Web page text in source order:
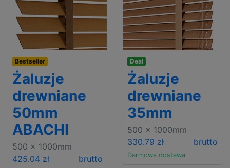
Bestseller
Żaluzje
drewniane
50mm
ABACHI
500 x 1000mm
425.04 zł
brutto
Deal
Żaluzje
drewniane
35mm
500 x 1000mm
330.79 zł
brutto
Darmowa dostawa